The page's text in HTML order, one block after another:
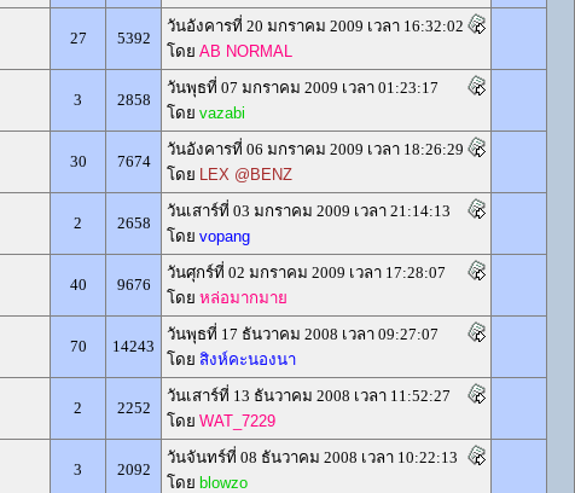
27 5392
วันอังคารที่ 20 มกราคม 2009 เวลา 16:32:02
โดย AB NORMAL
3 2858
วันพุธที่ 07 มกราคม 2009 เวลา 01:23:17
โดย vazabi
30 7674
วันอังคารที่ 06 มกราคม 2009 เวลา 18:26:29
โดย LEX @BENZ
2 2658
วันเสาร์ที่ 03 มกราคม 2009 เวลา 21:14:13
โดย vopang
40 9676
วันศุกร์ที่ 02 มกราคม 2009 เวลา 17:28:07
โดย หล่อมากมาย
70 14243
วันพุธที่ 17 ธันวาคม 2008 เวลา 09:27:07
โดย สิงห์คะนองนา
2 2252
วันเสาร์ที่ 13 ธันวาคม 2008 เวลา 11:52:27
โดย WAT_7229
3 2092
วันจันทร์ที่ 08 ธันวาคม 2008 เวลา 10:22:13
โดย blowzo